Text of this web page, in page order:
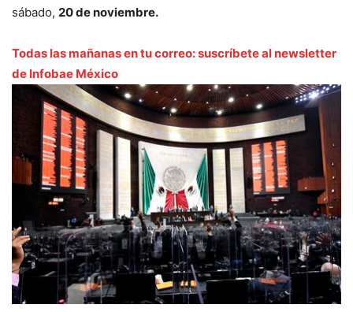
sábado, 20 de noviembre.
Todas las mañanas en tu correo: suscríbete al newsletter
de Infobae México